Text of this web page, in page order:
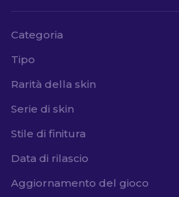
Categoria
Tipo
Rarità della skin
Serie di skin
Stile di finitura
Data di rilascio
Aggiornamento del gioco